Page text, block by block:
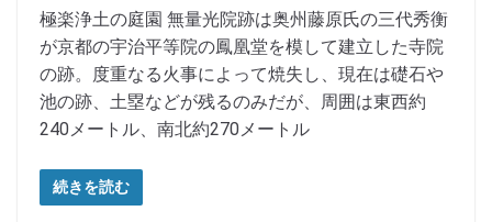
極楽浄土の庭園 無量光院跡は奥州藤原氏の三代秀衡
が京都の宇治平等院の鳳凰堂を模して建立した寺院
の跡。度重なる火事によって焼失し、現在は礎石や
池の跡、土塁などが残るのみだが、周囲は東西約
240メートル、南北約270メートル
続きを読む